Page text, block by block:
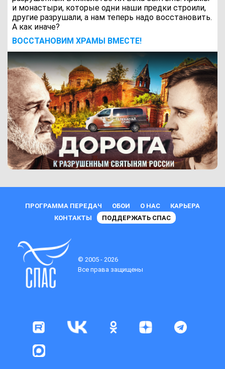
и монастыри, которые одни наши предки строили,
другие разрушали, а нам теперь надо восстановить.
А как иначе?
ВОCСТАНОВИМ ХРАМЫ ВМЕСТЕ!
ПРОГРАММА ПЕРЕДАЧ ОБОИ О НАС
КАРЬЕРА
КОНТАКТЫ
ПОДДЕРЖАТЬ СПАС
© 2005 - 2026
Все права защищены